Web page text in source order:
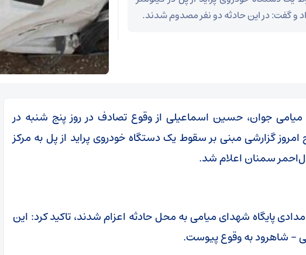
و گفت: در این حادثه دو نفر مصدوم شدند.
میامی جوان، حسین اسماعیلی از وقوع تصادف در روز پنج شنبه در
امروز گزارشی مبنی بر سقوط یک دستگاه خودروی پراید از پل به مرکز
سمنان اعلام شد.
پایگاه شهدای میامی به محل حادثه اعزام شدند، تاکید کرد: این
– شاهرود به وقوع پیوست.
نداریم
دستگیری سارقان اموال عمومی و شخصی در سمنان